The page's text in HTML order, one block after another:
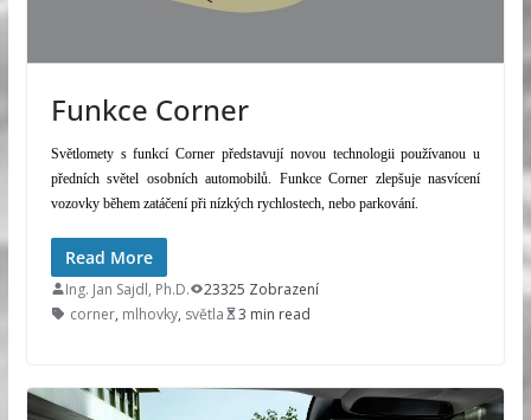
Funkce Corner
Světlomety s funkcí Corner představují novou technologii používanou u
předních světel osobních automobilů. Funkce Corner zlepšuje nasvícení
vozovky během zatáčení při nízkých rychlostech, nebo parkování.
Read More
Ing. Jan Sajdl, Ph.D.
23325 Zobrazení
corner, mlhovky, světla 3 min read